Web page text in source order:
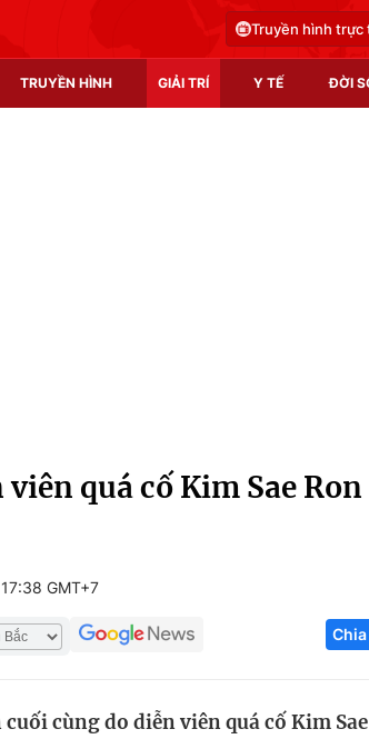
Truyền hình trực
TRUYỀN HÌNH GIẢI TRÍ Y TẾ ĐỜI
sinh
Hitech
Thị trường
quá cố Kim Sae Ron
GMT+7
cùng do diễn viên quá cố Kim